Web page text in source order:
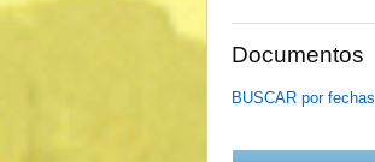
Documentos
BUSCAR por fechas